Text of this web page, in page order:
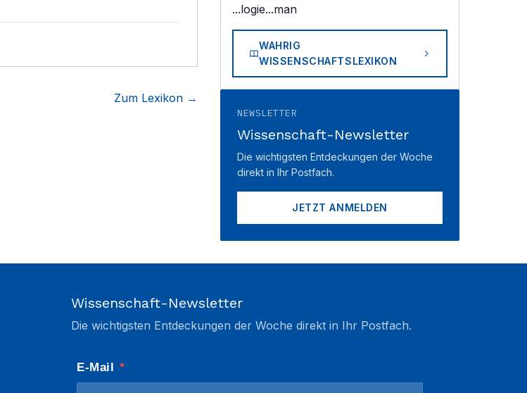
Zum Lexikon →
...logie...man
WAHRIG
WISSENSCHAFTSLEXIKON
NEWSLETTER
Wissenschaft-Newsletter
Die wichtigsten Entdeckungen der Woche
direkt in Ihr Postfach.
JETZT ANMELDEN
Wissenschaft-Newsletter
Die wichtigsten Entdeckungen der Woche direkt in Ihr Postfach.